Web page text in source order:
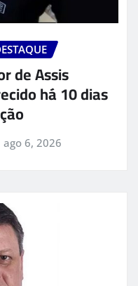
de Assis
há 10 dias
ago 6, 2026